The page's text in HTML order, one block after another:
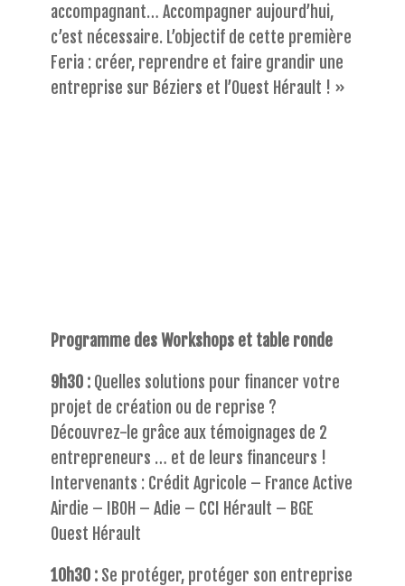
accompagnant… Accompagner aujourd’hui,
c’est nécessaire. L’objectif de cette première
Feria : créer, reprendre et faire grandir une
entreprise sur Béziers et l’Ouest Hérault ! »
Programme des Workshops et table ronde
9h30 : Quelles solutions pour financer votre
projet de création ou de reprise ?
Découvrez-le grâce aux témoignages de 2
entrepreneurs … et de leurs financeurs !
Intervenants : Crédit Agricole – France Active
Airdie – IBOH – Adie – CCI Hérault – BGE
Ouest Hérault
10h30 : Se protéger, protéger son entreprise